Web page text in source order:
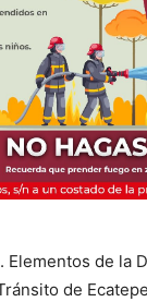
Elementos de la
de